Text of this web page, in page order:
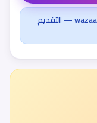
هذه الوظيفة منشورة عبر شريكنا wazaayf.com — التقديم